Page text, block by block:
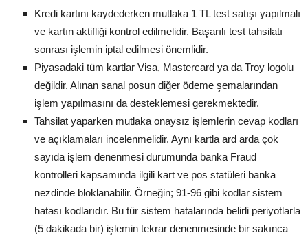
Kredi kartını kaydederken mutlaka 1 TL test satışı yapılmalı
ve kartın aktifliği kontrol edilmelidir. Başarılı test tahsilatı
sonrası işlemin iptal edilmesi önemlidir.
Piyasadaki tüm kartlar Visa, Mastercard ya da Troy logolu
değildir. Alınan sanal posun diğer ödeme şemalarından
işlem yapılmasını da desteklemesi gerekmektedir.
Tahsilat yaparken mutlaka onaysız işlemlerin cevap kodları
ve açıklamaları incelenmelidir. Aynı kartla ard arda çok
sayıda işlem denenmesi durumunda banka Fraud
kontrolleri kapsamında ilgili kart ve pos statüleri banka
nezdinde bloklanabilir. Örneğin; 91-96 gibi kodlar sistem
hatası kodlarıdır. Bu tür sistem hatalarında belirli periyotlarla
(5 dakikada bir) işlemin tekrar denenmesinde bir sakınca